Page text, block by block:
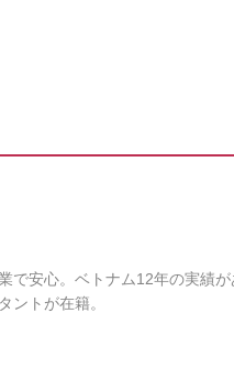
で安心。ベトナム12年の実績
ントが在籍。